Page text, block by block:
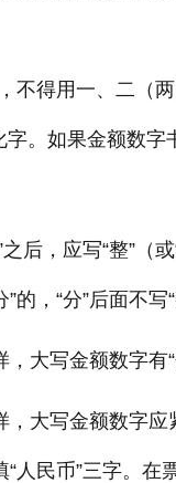
不得用一、二（
。如果金额数
后，应写“整”（
，“分”后面不写“
大写金额数字有“
大写金额数字
人民币”三字。